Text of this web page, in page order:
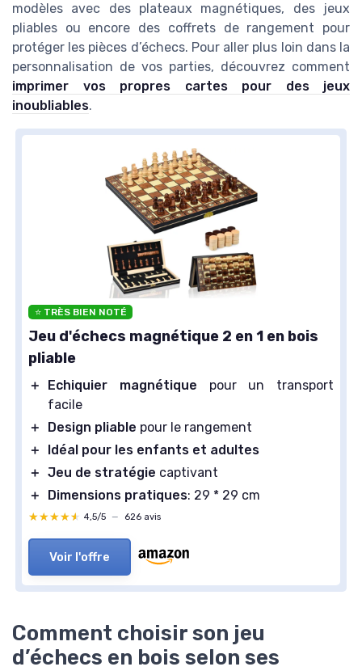
modèles avec des plateaux magnétiques, des jeux
pliables ou encore des coffrets de rangement pour
protéger les pièces d’échecs. Pour aller plus loin dans la
personnalisation de vos parties, découvrez comment
imprimer vos propres cartes pour des jeux
inoubliables.
⭐ TRÈS BIEN NOTÉ
Jeu d'échecs magnétique 2 en 1 en bois
pliable
＋ Echiquier magnétique pour un transport
facile
＋
Design pliable pour le rangement
＋
Idéal pour les enfants et adultes
＋ Jeu de stratégie captivant
＋
Dimensions pratiques: 29 * 29 cm
★★★★★
★★★★★ 4,5/5 — 626 avis
Voir l'offre
Comment choisir son jeu
d’échecs en bois selon ses